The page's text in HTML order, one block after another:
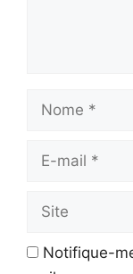
Nome
Site
Notifique-